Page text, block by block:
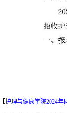
护理与健康学院2024年